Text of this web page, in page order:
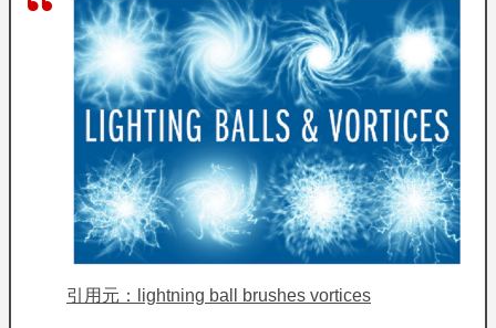
引用元：lightning ball brushes vortices